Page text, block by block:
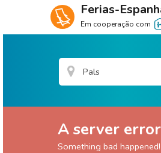
Ferias-
Em cooperação com
A server
Something bad happened!